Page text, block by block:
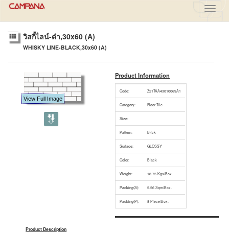
วิสกี้ไลน์-ดำ,30x60 (A)
WHISKY LINE-BLACK,30x60 (A)
Product Information
Code: Z21TAA43010069A1
Category: Floor Tile
Size:
Pattern: Brick
Surface: GLOSSY
Color: Black
Weight: 18.75 Kgs/Box.
Packing(S): 5.56 Sqm/Box.
Packing(P): 8 Piece/Box.
Product Description
View Full Image